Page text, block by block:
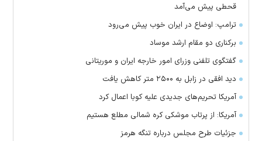
قحطی پیش می‌آمد
ترامپ: اوضاع در ایران خوب پیش می‌رود
برکناری دو مقام ارشد موساد
گفتگوی تلفنی وزرای امور خارجه ایران و موریتانی
دید افقی در زابل به ۲۵۰۰ متر کاهش یافت
آمریکا تحریم‌های جدیدی علیه کوبا اعمال کرد
آمریکا: از پرتاب موشکی کره شمالی مطلع هستیم
جزئیات طرح مجلس درباره تنگه هرمز